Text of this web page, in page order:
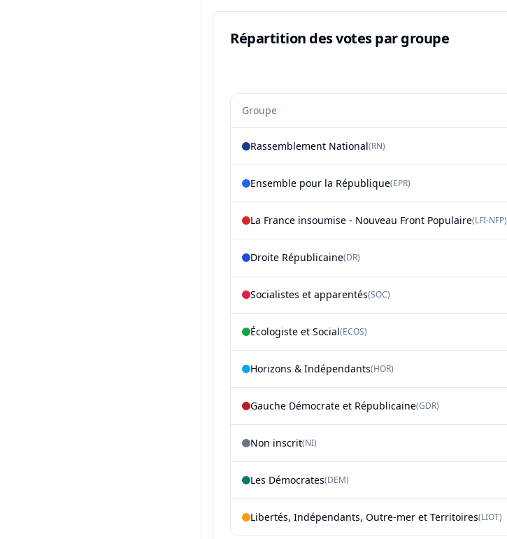
Répartition des votes par groupe
Groupe
Rassemblement National(RN)
Ensemble pour la République(EPR)
La France insoumise - Nouveau Front Populaire(LFI-NFP)
Droite Républicaine(DR)
Socialistes et apparentés(SOC)
Écologiste et Social(ECOS)
Horizons & Indépendants(HOR)
Gauche Démocrate et Républicaine(GDR)
Non inscrit(NI)
Les Démocrates(DEM)
Libertés, Indépendants, Outre-mer et Territoires(LIOT)